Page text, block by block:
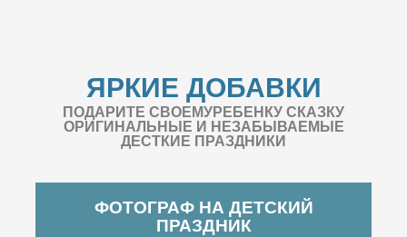
ЯРКИЕ ДОБАВКИ
ПОДАРИТЕ СВОЕМУРЕБЕНКУ СКАЗКУ
ОРИГИНАЛЬНЫЕ И НЕЗАБЫВАЕМЫЕ
ДЕСТКИЕ ПРАЗДНИКИ
ФОТОГРАФ НА ДЕТСКИЙ
ПРАЗДНИК